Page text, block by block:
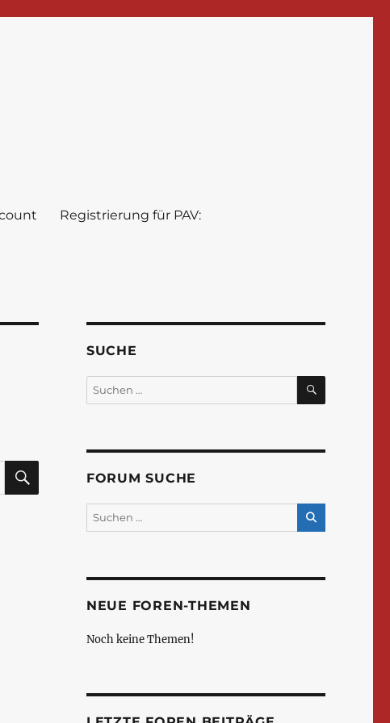
Registrierung für PAV:
SUCHEN
SUCHE
Suchen
nach:
SUCHEN
FORUM SUCHE
NEUE FOREN-THEMEN
Noch keine Themen!